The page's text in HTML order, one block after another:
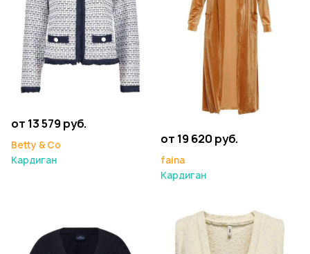
от 13 579 руб.
Betty & Co
Кардиган
от 19 620 руб.
faina
Кардиган